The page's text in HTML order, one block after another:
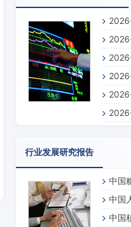
预测报
析及前
测报告
测报告
预测报
行业发展研究报告
中国
中国
中国